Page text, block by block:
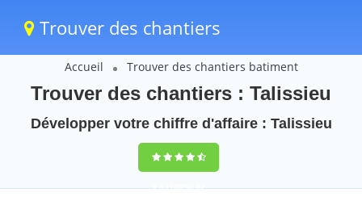
Trouver des chantiers
Accueil Trouver des chantiers batiment
Trouver des chantiers : Talissieu
Développer votre chiffre d'affaire : Talissieu
9,5(100%)42